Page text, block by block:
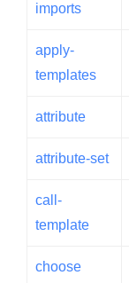
imports
apply-
templates
attribute
attribute-set
call-
template
choose